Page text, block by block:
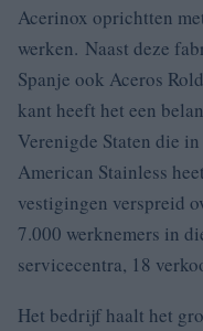
Acerinox oprichtten
werken. Naast deze
Spanje ook Aceros
kant heeft het een
Verenigde Staten die
American Stainless
vestigingen verspreid
7.000 werknemers in
servicecentra, 18
Het bedrijf haalt het